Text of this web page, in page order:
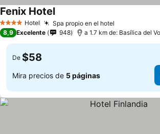
4 EstrellasHotel Spa propio en el hotel
Fenix HotelVer precios
8,9 Excelente 948 a 1.7 km de: Basílica del
De $58
Mira precios de 5 páginas